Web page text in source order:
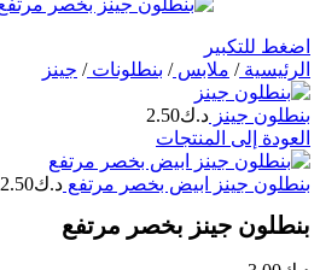
اضغط للتكبير
الرئيسية/ ملابس/ بنطلونات/ جينز
بنطلون جينز د.ك2.50
العودة إلى المنتجات
بنطلون جينز ابيض بخصر مرتفع د.ك2.50
بنطلون جينز بخصر مرتفع